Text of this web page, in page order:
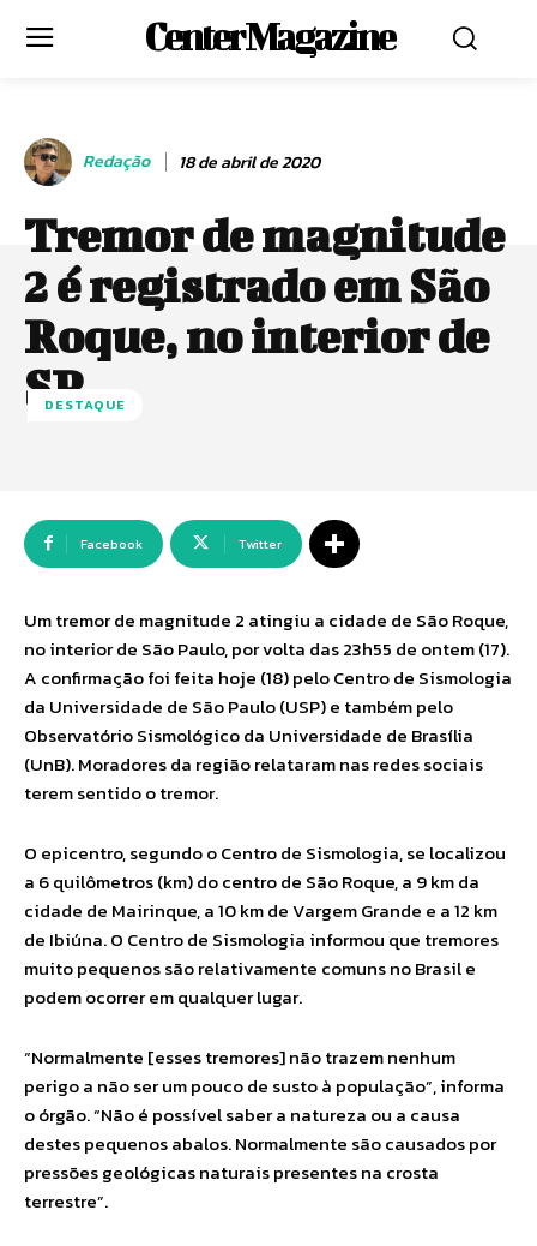
Center Magazine
Redação 18 de abril de 2020
Tremor de magnitude
2 é registrado em São
Roque, no interior de
SP
DESTAQUE
Facebook Twitter
Um tremor de magnitude 2 atingiu a cidade de São Roque,
no interior de São Paulo, por volta das 23h55 de ontem (17).
A confirmação foi feita hoje (18) pelo Centro de Sismologia
da Universidade de São Paulo (USP) e também pelo
Observatório Sismológico da Universidade de Brasília
(UnB). Moradores da região relataram nas redes sociais
terem sentido o tremor.
O epicentro, segundo o Centro de Sismologia, se localizou
a 6 quilômetros (km) do centro de São Roque, a 9 km da
cidade de Mairinque, a 10 km de Vargem Grande e a 12 km
de Ibiúna. O Centro de Sismologia informou que tremores
muito pequenos são relativamente comuns no Brasil e
podem ocorrer em qualquer lugar.
“Normalmente [esses tremores] não trazem nenhum
perigo a não ser um pouco de susto à população”, informa
o órgão. “Não é possível saber a natureza ou a causa
destes pequenos abalos. Normalmente são causados por
pressões geológicas naturais presentes na crosta
terrestre”.